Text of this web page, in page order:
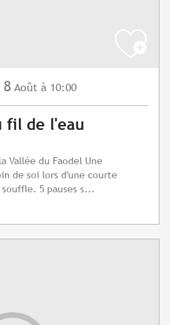
8 Août à 10:00
fil de l'eau
Vallée du Faodel Une
de soi lors d'une courte
5 pauses s...